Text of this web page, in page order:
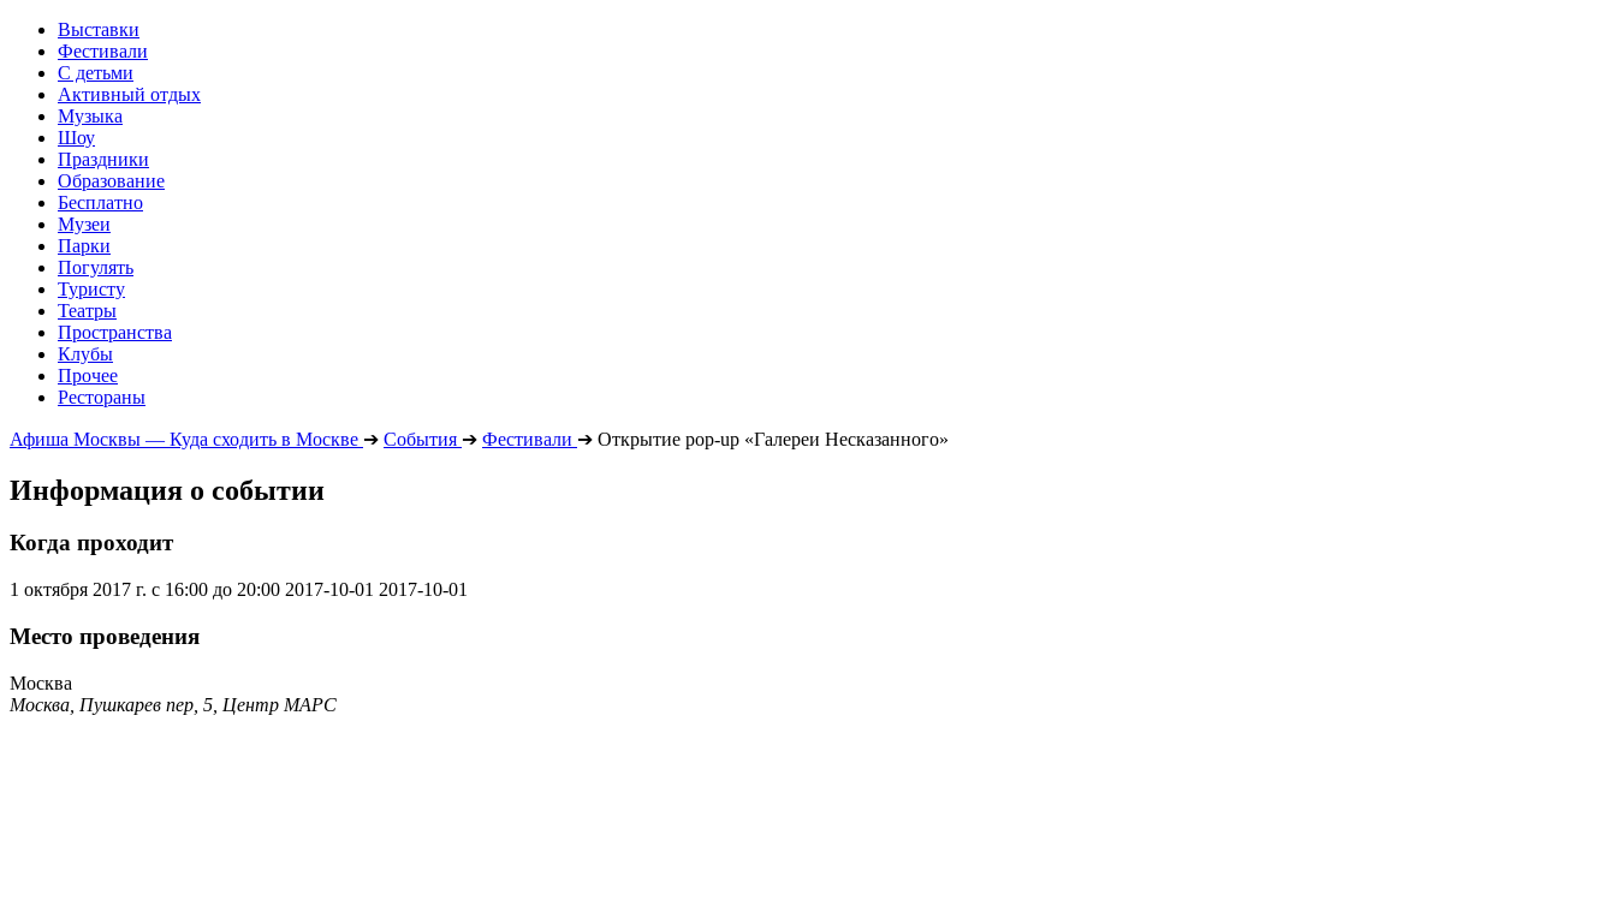
Выставки
Фестивали
С детьми
Активный отдых
Музыка
Шоу
Праздники
Образование
Бесплатно
Музеи
Парки
Погулять
Туристу
Театры
Пространства
Клубы
Прочее
Рестораны
Афиша Москвы — Куда сходить в Москве ➔ События ➔ Фестивали ➔ Открытие pop-up «Галереи Несказанного»
Информация о событии
Когда проходит
1 октября 2017 г. с 16:00 до 20:00 2017-10-01 2017-10-01
Место проведения
Москва
Москва, Пушкарев пер, 5, Центр МАРС